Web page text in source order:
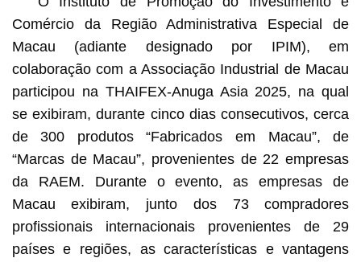
Comércio da Região Administrativa Especial de
Macau (adiante designado por IPIM), em
colaboração com a Associação Industrial de Macau
participou na THAIFEX-Anuga Asia 2025, na qual
se exibiram, durante cinco dias consecutivos, cerca
de 300 produtos “Fabricados em Macau”, de
“Marcas de Macau”, provenientes de 22 empresas
da RAEM. Durante o evento, as empresas de
Macau exibiram, junto dos 73 compradores
profissionais internacionais provenientes de 29
países e regiões, as características e vantagens